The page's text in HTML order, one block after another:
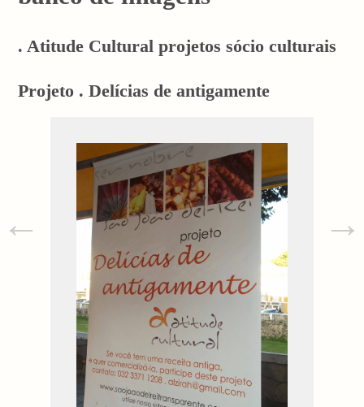
. Atitude Cultural projetos sócio culturais
Projeto . Delícias de antigamente
← →